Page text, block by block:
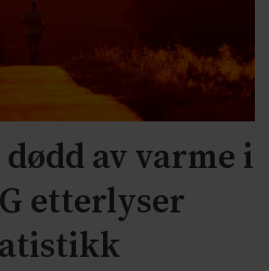
av varme i
etterlyser